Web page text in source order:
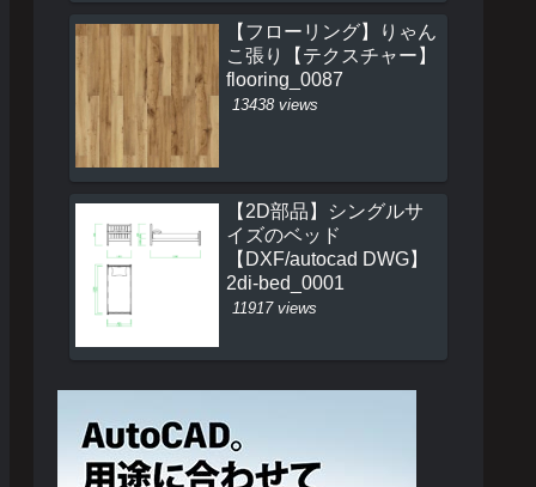
【フローリング】りゃん
こ張り【テクスチャー】
flooring_0087
13438 views
【2D部品】シングルサ
イズのベッド
【DXF/autocad DWG】
2di-bed_0001
11917 views